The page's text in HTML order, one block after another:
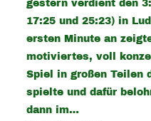
gestern verdient den
17:25 und 25:23) in
ersten Minute an
motiviertes, voll
Spiel in großen Teilen
spielte und dafür
dann im…